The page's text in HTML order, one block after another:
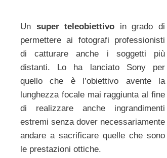
Un super teleobiettivo in grado di
permettere ai fotografi professionisti
di catturare anche i soggetti più
distanti. Lo ha lanciato Sony per
quello che è l’obiettivo avente la
lunghezza focale mai raggiunta al fine
di realizzare anche ingrandimenti
estremi senza dover necessariamente
andare a sacrificare quelle che sono
le prestazioni ottiche.